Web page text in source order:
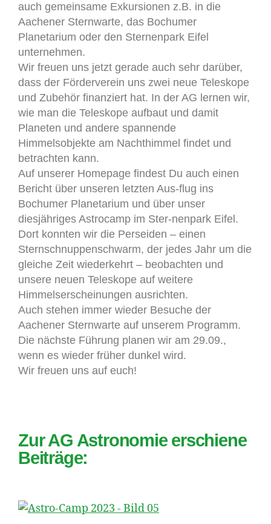
auch gemeinsame Exkursionen z.B. in die
Aachener Sternwarte, das Bochumer
Planetarium oder den Sternenpark Eifel
unternehmen.
Wir freuen uns jetzt gerade auch sehr darüber,
dass der Förderverein uns zwei neue Teleskope
und Zubehör finanziert hat. In der AG lernen wir,
wie man die Teleskope aufbaut und damit
Planeten und andere spannende
Himmelsobjekte am Nachthimmel findet und
betrachten kann.
Auf unserer Homepage findest Du auch einen
Bericht über unseren letzten Aus-flug ins
Bochumer Planetarium und über unser
diesjähriges Astrocamp im Ster-nenpark Eifel.
Dort konnten wir die Perseiden – einen
Sternschnuppenschwarm, der jedes Jahr um die
gleiche Zeit wiederkehrt – beobachten und
unsere neuen Teleskope auf weitere
Himmelserscheinungen ausrichten.
Auch stehen immer wieder Besuche der
Aachener Sternwarte auf unserem Programm.
Die nächste Führung planen wir am 29.09.,
wenn es wieder früher dunkel wird.
Wir freuen uns auf euch!
Zur AG Astronomie erschiene
Beiträge: